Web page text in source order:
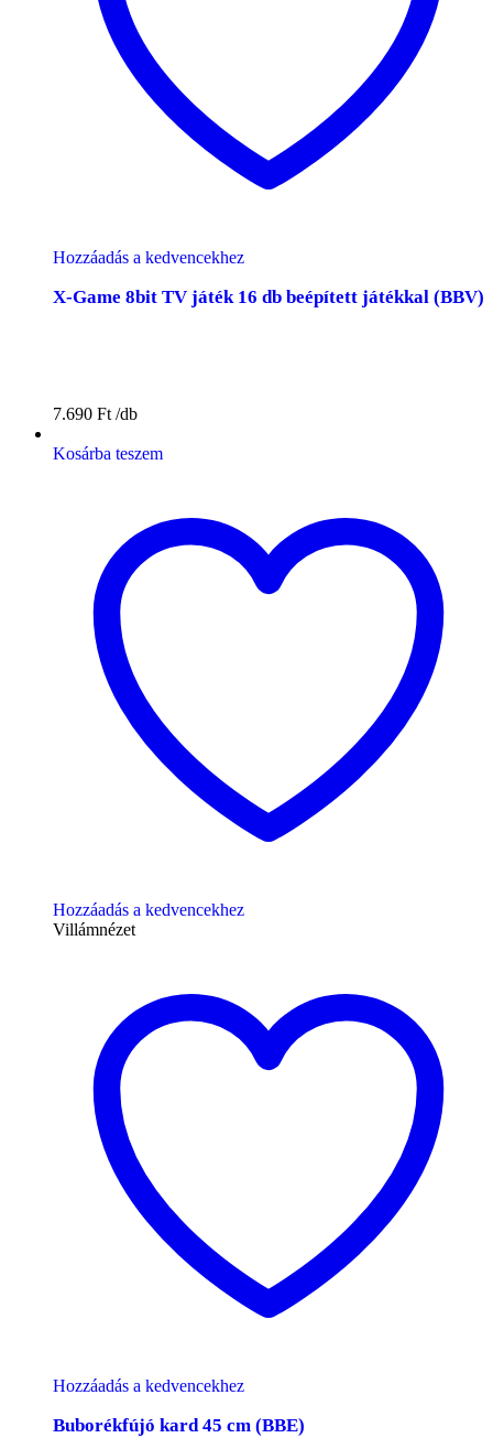
Hozzáadás a kedvencekhez
X-Game 8bit TV játék 16 db beépített játékkal (BBV)
7.690 Ft
Kosárba teszem
Hozzáadás a kedvencekhez
Villámnézet
Hozzáadás a kedvencekhez
Buborékfújó kard 45 cm (BBE)